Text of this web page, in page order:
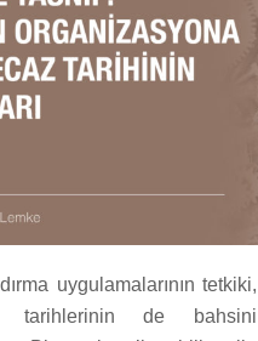
uygulamalarının tetkiki,
tarihlerinin de bahsini